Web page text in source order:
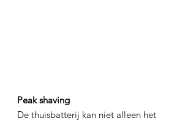
Peak shaving
De thuisbatterij kan niet alleen het